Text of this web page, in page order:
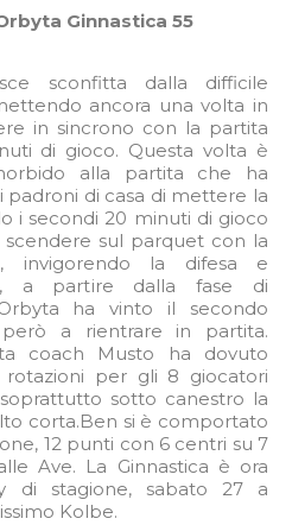
Ginnastica 55
sconfitta dalla difficile
ancora una volta in
in sincrono con la partita
di gioco. Questa volta è
alla partita che ha
padroni di casa di mettere la
i secondi 20 minuti di gioco
sul parquet con la
invigorendo la difesa e
a partire dalla fase di
ha vinto il secondo
a rientrare in partita.
coach Musto ha dovuto
per gli 8 giocatori
sotto canestro la
corta.Ben si è comportato
12 punti con 6 centri su 7
Ave. La Ginnastica è ora
di stagione, sabato 27 a
Kolbe.